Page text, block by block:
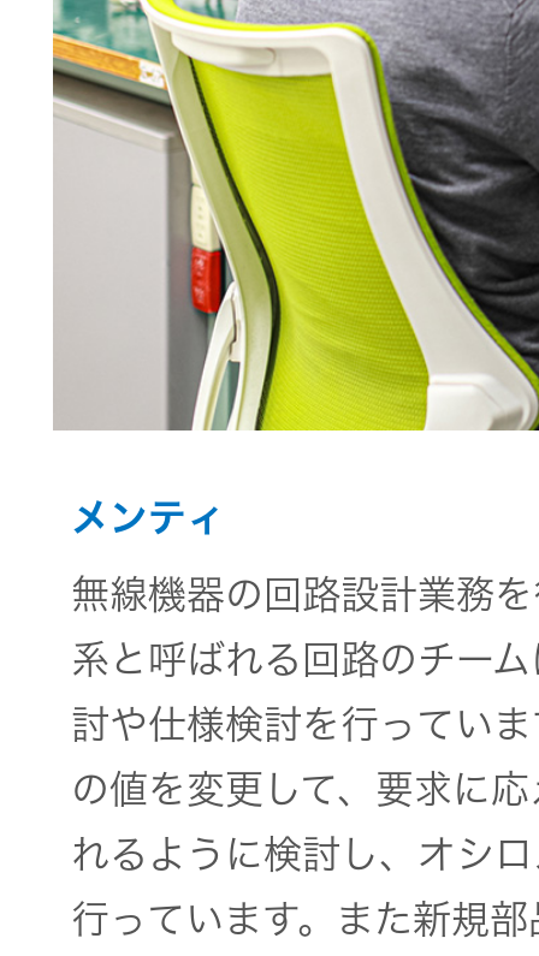
メンティ
無線機器の回路設計業務
系と呼ばれる回路のチー
討や仕様検討を行ってい
の値を変更して、要求に
れるように検討し、オシ
行っています。また新規